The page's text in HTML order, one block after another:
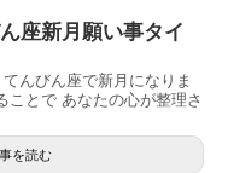
座新月願い事タイ
んびん座で新月になりま
ことで あなたの心が整理さ
を読む